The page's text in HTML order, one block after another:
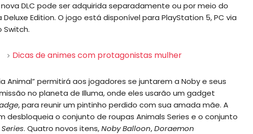
DLC pode ser adquirida separadamente ou por meio do
Deluxe Edition. O jogo está disponível para PlayStation 5, PC via
Switch.
Dicas de animes com protagonistas mulher
Animal” permitirá aos jogadores se juntarem a Noby e seus
no planeta de Illuma, onde eles usarão um gadget
, para reunir um pintinho perdido com sua amada mãe. A
desbloqueia o conjunto de roupas Animals Series e o conjunto
. Quatro novos itens,Noby Balloon,Doraemon